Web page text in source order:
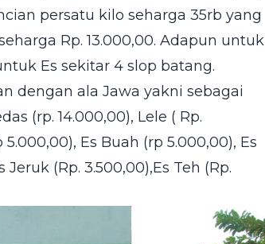
persatu kilo seharga 35rb yang
Rp. 13.000,00. Adapun untuk
Es sekitar 4 slop batang.
dengan ala Jawa yakni sebagai
(rp. 14.000,00), Lele ( Rp.
Es Buah (rp 5.000,00), Es
(Rp. 3.500,00),Es Teh (Rp.